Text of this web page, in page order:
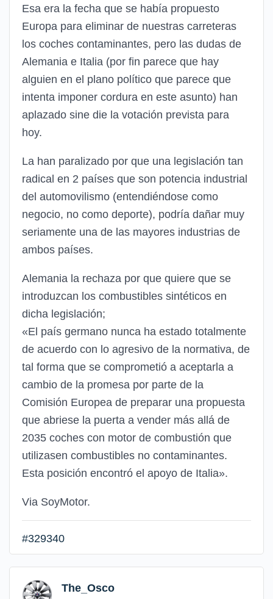
Esa era la fecha que se había propuesto
Europa para eliminar de nuestras carreteras
los coches contaminantes, pero las dudas de
Alemania e Italia (por fin parece que hay
alguien en el plano político que parece que
intenta imponer cordura en este asunto) han
aplazado sine die la votación prevista para
hoy.
La han paralizado por que una legislación tan
radical en 2 países que son potencia industrial
del automovilismo (entendiéndose como
negocio, no como deporte), podría dañar muy
seriamente una de las mayores industrias de
ambos países.
Alemania la rechaza por que quiere que se
introduzcan los combustibles sintéticos en
dicha legislación;
«El país germano nunca ha estado totalmente
de acuerdo con lo agresivo de la normativa, de
tal forma que se comprometió a aceptarla a
cambio de la promesa por parte de la
Comisión Europea de preparar una propuesta
que abriese la puerta a vender más allá de
2035 coches con motor de combustión que
utilizasen combustibles no contaminantes.
Esta posición encontró el apoyo de Italia».
Via SoyMotor.
#329340
The_Osco